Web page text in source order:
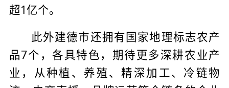
超1亿个。
此外建德市还拥有国家地理标志农产
品7个，各具特色，期待更多深耕农业产
业，从种植、养殖、精深加工、冷链物